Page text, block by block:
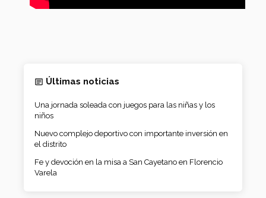
Últimas noticias
Una jornada soleada con juegos para las niñas y los
niños
Nuevo complejo deportivo con importante inversión en
el distrito
Fe y devoción en la misa a San Cayetano en Florencio
Varela